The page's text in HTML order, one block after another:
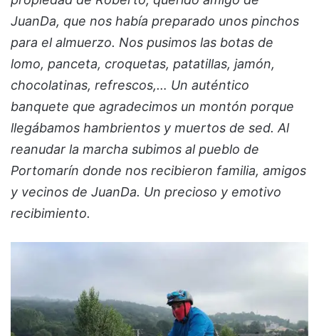
JuanDa, que nos había preparado unos pinchos
para el almuerzo. Nos pusimos las botas de
lomo, panceta, croquetas, patatillas, jamón,
chocolatinas, refrescos,… Un auténtico
banquete que agradecimos un montón porque
llegábamos hambrientos y muertos de sed. Al
reanudar la marcha subimos al pueblo de
Portomarín donde nos recibieron familia, amigos
y vecinos de JuanDa. Un precioso y emotivo
recibimiento.